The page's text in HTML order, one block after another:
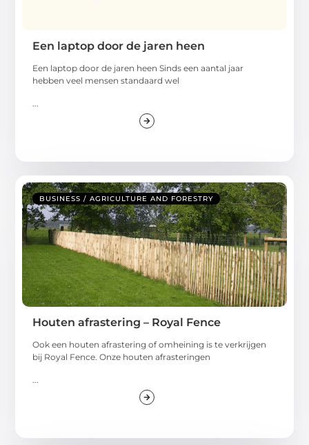
Een laptop door de jaren heen
Een laptop door de jaren heen Sinds een aantal jaar
hebben veel mensen standaard wel
BUSINESS / AGRICULTURE AND FORESTRY
Houten afrastering – Royal Fence
Ook een houten afrastering of omheining is te verkrijgen
bij Royal Fence. Onze houten afrasteringen